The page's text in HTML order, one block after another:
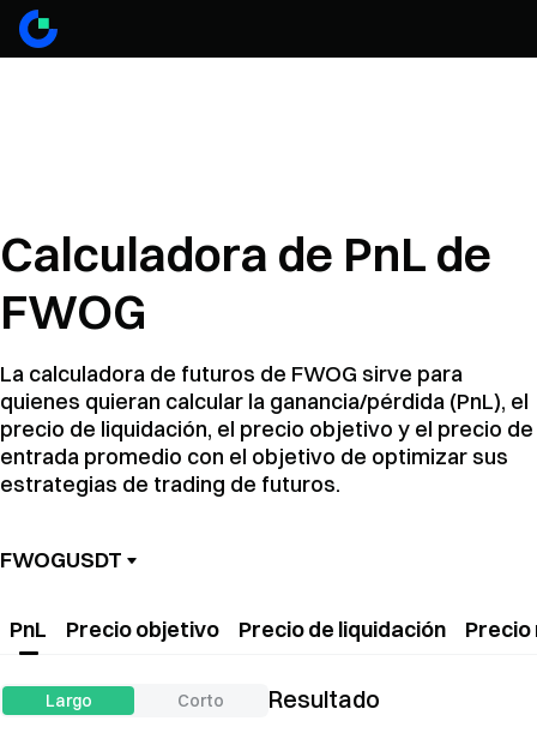
Calculadora de PnL de
FWOG
La calculadora de futuros de FWOG sirve para
quienes quieran calcular la ganancia/pérdida (PnL), el
precio de liquidación, el precio objetivo y el precio de
entrada promedio con el objetivo de optimizar sus
estrategias de trading de futuros.
FWOGUSDT
PnL Precio objetivo Precio de liquidación
Largo Corto Resultado